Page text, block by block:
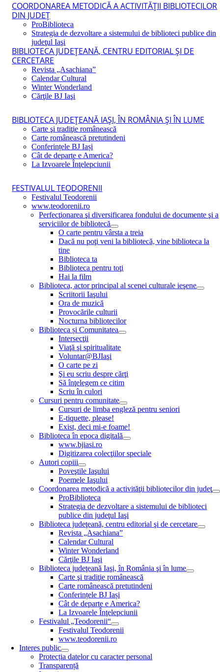
COORDONAREA METODICĂ A ACTIVITĂŢII BIBLIOTECILOR
DIN JUDEŢ
ProBiblioteca
Strategia de dezvoltare a sistemului de biblioteci publice din
judeţul Iaşi
BIBLIOTECA JUDEŢEANĂ, CENTRU EDITORIAL ŞI DE
CERCETARE
Revista „Asachiana”
Calendar Cultural
Winter Wonderland
Cărţile BJ Iaşi
BIBLIOTECA JUDEŢEANĂ IAŞI, ÎN ROMÂNIA ŞI ÎN LUME
Carte şi tradiţie românească
Carte românească pretutindeni
Conferințele BJ Iași
Cât de departe e America?
La Izvoarele Înţelepciunii
FESTIVALUL TEODORENII
Festivalul Teodorenii
www.teodorenii.ro
Perfecţionarea şi diversificarea fondului de documente şi a
serviciilor de bibliotecă
O carte pentru vârsta a treia
Dacă nu poţi veni la bibliotecă, vine biblioteca la
tine
Biblioteca ta
Biblioteca pentru toţi
Hai la film
Biblioteca, actor principal al scenei culturale ieşene
Scriitorii Iaşului
Ora de muzică
Provocările culturii
Nocturna bibliotecilor
Biblioteca și Comunitatea
Intersecţii
Viaţă şi spiritualitate
Voluntar@BJIaşi
O carte pe zi
Şi eu scriu despre cărţi
Să înţelegem ce citim
Scriu în culori
Cursuri pentru comunitate
Cursuri de limba engleză pentru seniori
E-tiquette, please!
Exist, deci mi-e foame!
Biblioteca în epoca digitală
www.bjiasi.ro
Digitizarea colecţiilor speciale
Autori copiii
Poveştile Iaşului
Poemele Iaşului
Coordonarea metodică a activităţii bibliotecilor din judeţ
ProBiblioteca
Strategia de dezvoltare a sistemului de biblioteci
publice din judeţul Iaşi
Biblioteca judeţeană, centru editorial şi de cercetare
Revista „Asachiana”
Calendar Cultural
Winter Wonderland
Cărţile BJ Iaşi
Biblioteca judeţeană Iaşi, în România şi în lume
Carte şi tradiţie românească
Carte românească pretutindeni
Conferințele BJ Iași
Cât de departe e America?
La Izvoarele Înţelepciunii
Festivalul „Teodorenii“
Festivalul Teodorenii
www.teodorenii.ro
Interes public
Protecția datelor cu caracter personal
Transparență